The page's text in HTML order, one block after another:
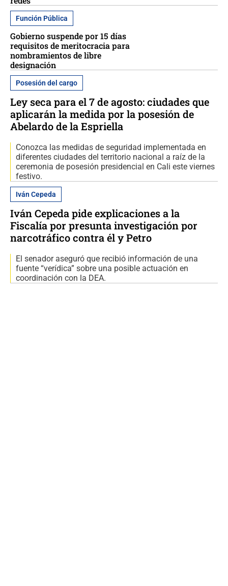
Función Pública
Gobierno suspende por 15 días
requisitos de meritocracia para
nombramientos de libre
designación
Posesión del cargo
Ley seca para el 7 de agosto: ciudades que
aplicarán la medida por la posesión de
Abelardo de la Espriella
Conozca las medidas de seguridad implementada en
diferentes ciudades del territorio nacional a raíz de la
ceremonia de posesión presidencial en Cali este viernes
festivo.
Iván Cepeda
Iván Cepeda pide explicaciones a la
Fiscalía por presunta investigación por
narcotráfico contra él y Petro
El senador aseguró que recibió información de una
fuente “verídica” sobre una posible actuación en
coordinación con la DEA.